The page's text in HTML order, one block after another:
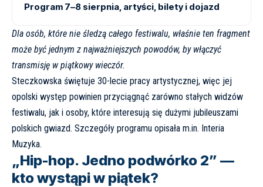
Program 7–8 sierpnia, artyści, bilety i dojazd
Dla osób, które nie śledzą całego festiwalu, właśnie ten fragment
może być jednym z najważniejszych powodów, by włączyć
transmisję w piątkowy wieczór.
Steczkowska świętuje 30-lecie pracy artystycznej, więc jej
opolski występ powinien przyciągnąć zarówno stałych widzów
festiwalu, jak i osoby, które interesują się dużymi jubileuszami
polskich gwiazd. Szczegóły programu opisała m.in. Interia
Muzyka.
„Hip-hop. Jedno podwórko 2” —
kto wystąpi w piątek?